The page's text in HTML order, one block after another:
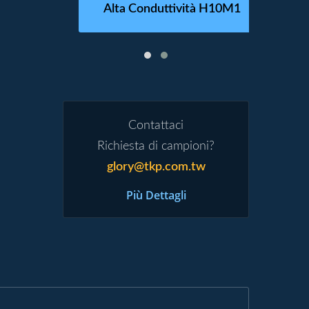
Alta Conduttività H10M1
Contattaci
Richiesta di campioni?
glory@tkp.com.tw
Più Dettagli